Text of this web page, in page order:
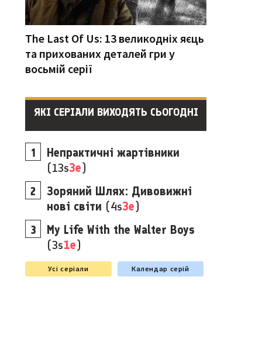
The Last Of Us: 13 великодніх яєць
та прихованих деталей гри у
восьмій серії
ЯКІ СЕРІАЛИ ВИХОДЯТЬ СЬОГОДНІ
Непрактичні жартівники
(13s3e)
Зоряний Шлях: Дивовижні
нові світи (4s3e)
My Life With the Walter Boys
(3s1e)
Усі серіали Календар серій